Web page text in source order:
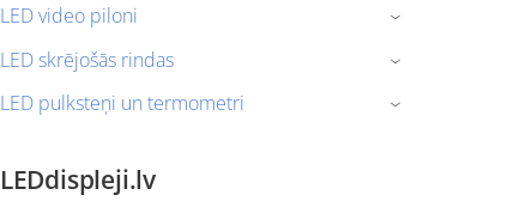
LED video piloni ›
LED skrējošās rindas ›
LED pulksteņi un termometri ›
LEDdispleji.lv